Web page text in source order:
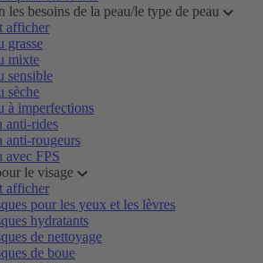
les besoins de la peau/le type de peau
afficher
grasse
mixte
sensible
sèche
à imperfections
anti-rides
anti-rougeurs
avec FPS
le visage
afficher
pour les yeux et les lèvres
hydratants
de nettoyage
de boue